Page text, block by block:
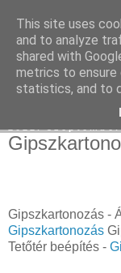
Gipszkartonozás -
Gipszkartonozás
Tetőtér beépítés -
This site uses
and to analyze
shared with
metrics to ensure
statistics, and to